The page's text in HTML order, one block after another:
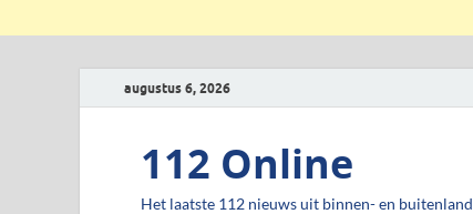
augustus 6, 2026
112 Online
Het laatste 112 nieuws uit binnen- en buitenland